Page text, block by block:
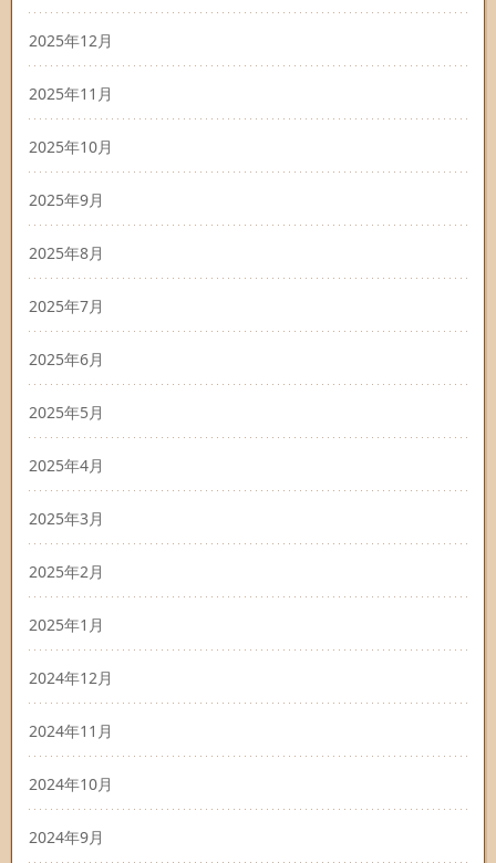
2025年12月
2025年11月
2025年10月
2025年9月
2025年8月
2025年7月
2025年6月
2025年5月
2025年4月
2025年3月
2025年2月
2025年1月
2024年12月
2024年11月
2024年10月
2024年9月